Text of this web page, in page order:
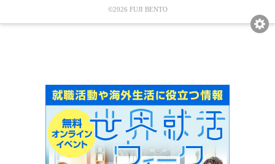
©2026 FUJI BENTO